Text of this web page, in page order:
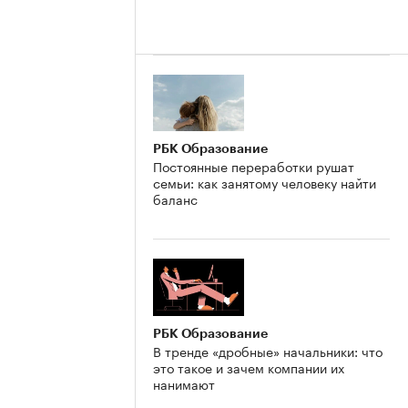
РБК Образование
Постоянные переработки рушат
семьи: как занятому человеку найти
баланс
РБК Образование
В тренде «дробные» начальники: что
это такое и зачем компании их
нанимают